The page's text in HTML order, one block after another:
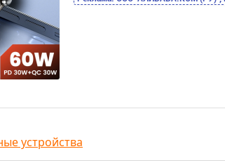
устройства